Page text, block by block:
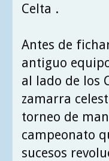
Celta .
Antes de
antiguo
al lado de los
zamarra
torneo de
campeonato
sucesos